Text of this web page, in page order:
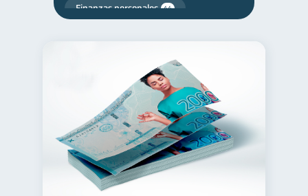
Finanzas personales 44
Finanzas para jóvenes
Control de deudas
Finanzas familiares 25
Inclusión financiera 22
Bienestar financiero 22
Finanzas para mujeres